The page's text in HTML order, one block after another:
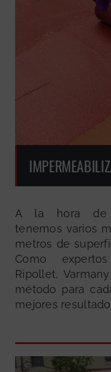
A la hora de
tenemos varios
metros de
Como
Ripollet,
método para
mejores